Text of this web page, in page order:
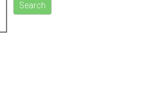
Search